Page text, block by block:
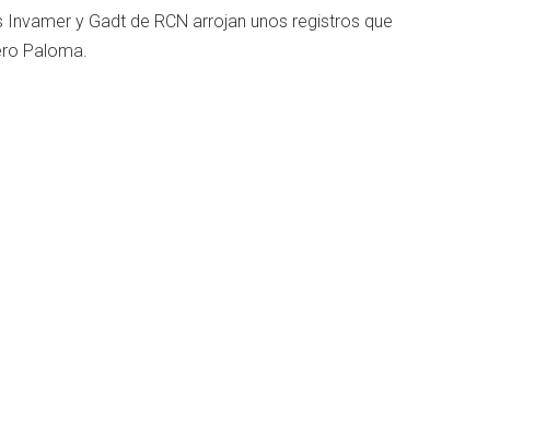
y Gadt de RCN arrojan unos registros que
Paloma.